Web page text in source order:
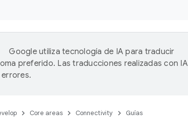
Google utiliza tecnología de IA para traducir
preferido. Las traducciones realizadas con IA
Core areas Connectivity Guías